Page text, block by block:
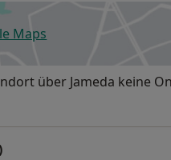
Mapsin einer neuen
über Jameda keine